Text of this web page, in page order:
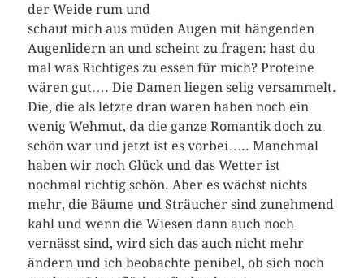
der Weide rum und
schaut mich aus müden Augen mit hängenden
Augenlidern an und scheint zu fragen: hast du
mal was Richtiges zu essen für mich? Proteine
wären gut…. Die Damen liegen selig versammelt.
Die, die als letzte dran waren haben noch ein
wenig Wehmut, da die ganze Romantik doch zu
schön war und jetzt ist es vorbei….. Manchmal
haben wir noch Glück und das Wetter ist
nochmal richtig schön. Aber es wächst nichts
mehr, die Bäume und Sträucher sind zunehmend
kahl und wenn die Wiesen dann auch noch
vernässt sind, wird sich das auch nicht mehr
ändern und ich beobachte penibel, ob sich noch